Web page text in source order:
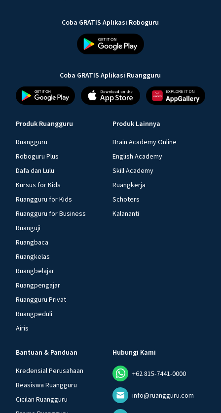
Coba GRATIS Aplikasi Roboguru
Coba GRATIS Aplikasi Ruangguru
Produk Ruangguru
Ruangguru
Roboguru Plus
Dafa dan Lulu
Kursus for Kids
Ruangguru for Kids
Ruangguru for Business
Ruanguji
Ruangbaca
Ruangkelas
Ruangbelajar
Ruangpengajar
Ruangguru Privat
Ruangpeduli
Airis
Produk Lainnya
Brain Academy Online
English Academy
Skill Academy
Ruangkerja
Schoters
Kalananti
Bantuan & Panduan
Kredensial Perusahaan
Beasiswa Ruangguru
Cicilan Ruangguru
Hubungi Kami
+62 815-7441-0000
info@ruangguru.com